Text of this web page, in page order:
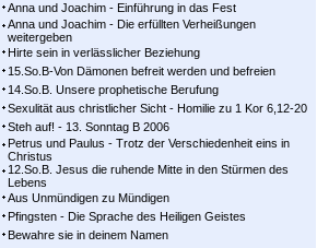
Anna und Joachim - Einführung in das Fest
Anna und Joachim - Die erfüllten Verheißungen
weitergeben
Hirte sein in verlässlicher Beziehung
15.So.B-Von Dämonen befreit werden und befreien
14.So.B. Unsere prophetische Berufung
Sexulität aus christlicher Sicht - Homilie zu 1 Kor 6,12-20
Steh auf! - 13. Sonntag B 2006
Petrus und Paulus - Trotz der Verschiedenheit eins in
Christus
12.So.B. Jesus die ruhende Mitte in den Stürmen des
Lebens
Aus Unmündigen zu Mündigen
Pfingsten - Die Sprache des Heiligen Geistes
Bewahre sie in deinem Namen